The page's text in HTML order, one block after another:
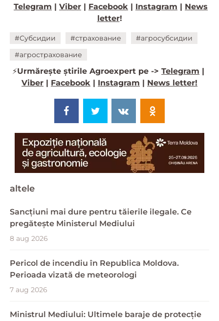
Telegram | Viber | Facebook | Instagram | News
letter!
#Субсидии #страхование
#агросубсидии
#агрострахование
⚡️Urmărește știrile Agroexpert pe -> Telegram |
Viber | Facebook | Instagram | News letter!
altele
Sancțiuni mai dure pentru tăierile ilegale. Ce
pregătește Ministerul Mediului
8 aug 2026
Pericol de incendiu în Republica Moldova.
Perioada vizată de meteorologi
7 aug 2026
Ministrul Mediului: Ultimele baraje de protecție